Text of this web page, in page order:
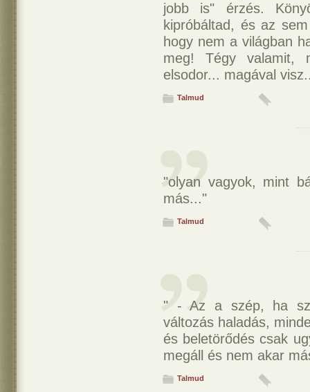
jobb is" érzés.
kipróbáltad, és az
hogy nem a világban
meg! Tégy valamit,
elsodor... magával
Talmud
"olyan vagyok, mint
más..."
Talmud
" - Az a szép, ha
változás haladás,
és beletörődés csak
megáll és nem akar
Talmud